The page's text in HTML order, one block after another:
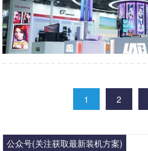
1 2
公众号(关注获取最新装机方案)